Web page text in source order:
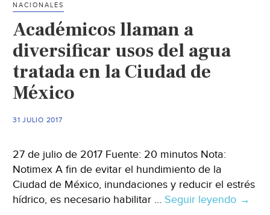
para
Iztapalapa
NACIONALES
Académicos llaman a
diversificar usos del agua
tratada en la Ciudad de
México
31 JULIO 2017
27 de julio de 2017 Fuente: 20 minutos Nota:
Notimex A fin de evitar el hundimiento de la
Ciudad de México, inundaciones y reducir el estrés
hídrico, es necesario habilitar … Seguir leyendo →